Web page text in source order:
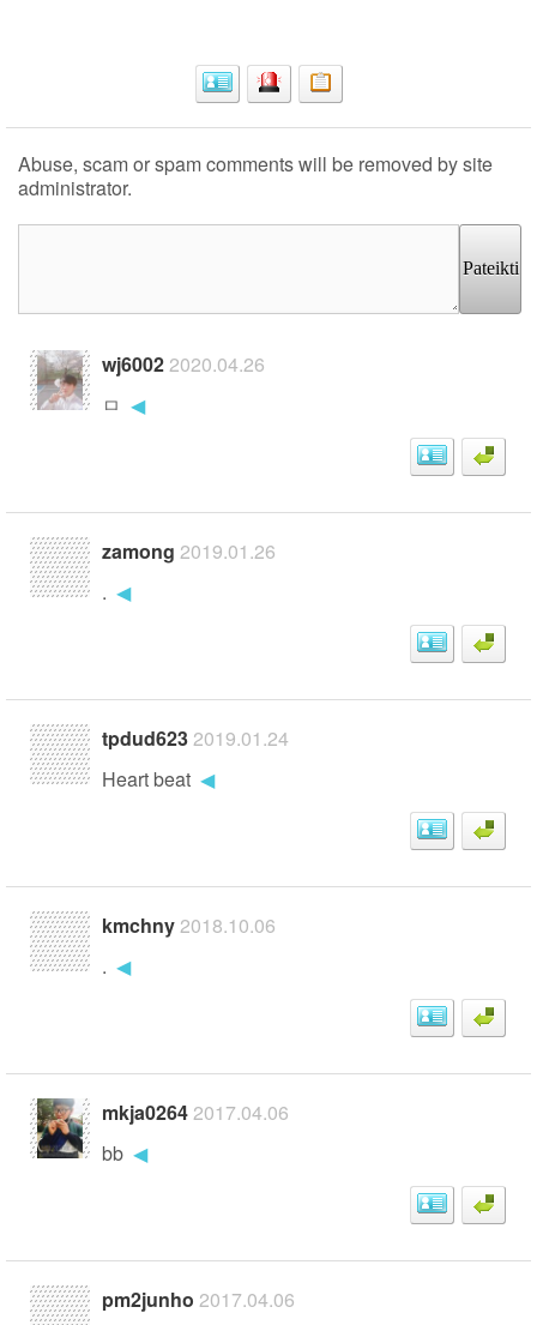
Abuse, scam or spam comments will be removed by site
administrator.
Pateikti
wj60022020.04.26
ㅁ ◀
zamong 2019.01.26
. ◀
tpdud6232019.01.24
Heart beat ◀
kmchny2018.10.06
. ◀
mkja02642017.04.06
bb ◀
pm2junho 2017.04.06